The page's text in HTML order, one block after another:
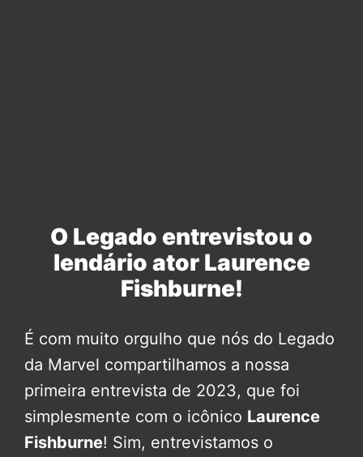
O Legado entrevistou o
lendário ator Laurence
Fishburne!
É com muito orgulho que nós do Legado
da Marvel compartilhamos a nossa
primeira entrevista de 2023, que foi
simplesmente com o icônico Laurence
Fishburne! Sim, entrevistamos o